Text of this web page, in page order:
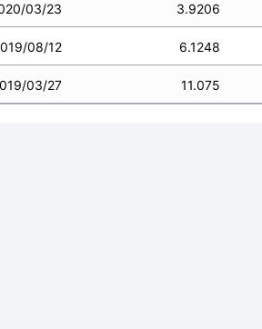
03/23 3.9206
08/12 6.1248
03/27 11.075